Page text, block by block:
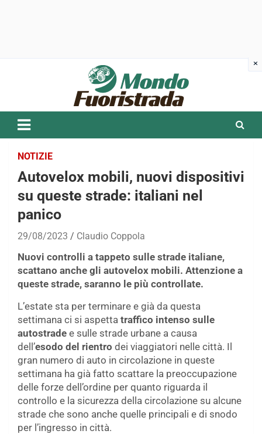
NOTIZIE
Autovelox mobili, nuovi dispositivi
su queste strade: italiani nel
panico
29/08/2023 Claudio Coppola
Nuovi controlli a tappeto sulle strade italiane,
scattano anche gli autovelox mobili. Attenzione a
queste strade, saranno le più controllate.
L’estate sta per terminare e già da questa
settimana ci si aspetta traffico intenso sulle
autostrade e sulle strade urbane a causa
dell’esodo del rientro dei viaggiatori nelle città. Il
gran numero di auto in circolazione in queste
settimana ha già fatto scattare la preoccupazione
delle forze dell’ordine per quanto riguarda il
controllo e la sicurezza della circolazione su alcune
strade che sono anche quelle principali e di snodo
per l’ingresso in città.